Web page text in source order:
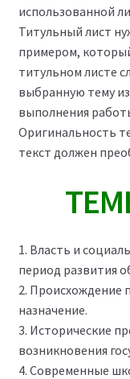
использованной
Титульный лист
примером,
титульном листе
выбранную тему
выполнения
Оригинальность
текст должен
1. Власть и
период развития
2. Происхождение
назначение.
3. Исторические
возникновения
4. Современные